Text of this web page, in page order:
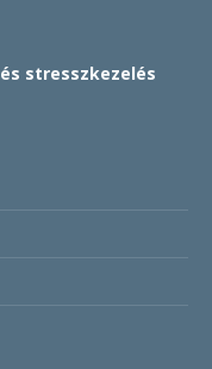
stresszkezelés